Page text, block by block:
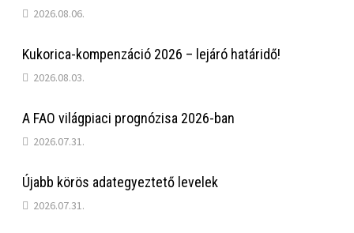
2026.08.06.
Kukorica-kompenzáció 2026 – lejáró határidő!
2026.08.03.
A FAO világpiaci prognózisa 2026-ban
2026.07.31.
Újabb körös adategyeztető levelek
2026.07.31.